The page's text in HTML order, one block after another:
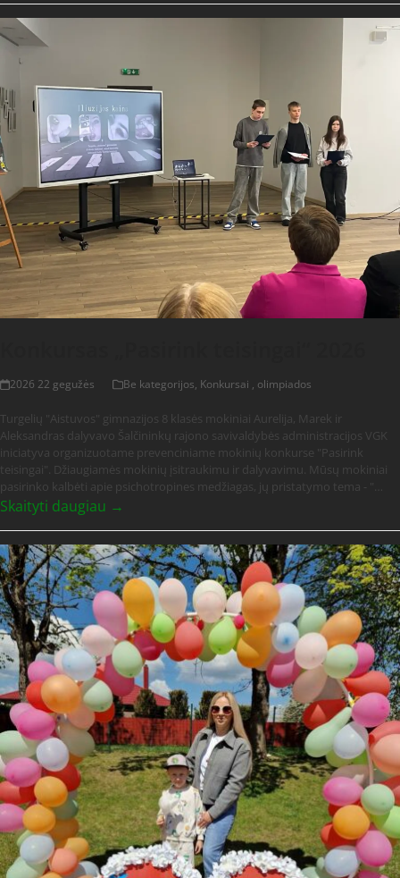
2026 22 gegužės Be kategorijos, Konkursai , olimpiados
Turgelių "Aistuvos" gimnazijos 8 klasės mokiniai Aurelija, Marek ir
Aleksandras dalyvavo Šalčininkų rajono savivaldybės administracijos VGK
iniciatyva organizuotame prevenciniame mokinių konkurse "Pasirink
teisingai". Džiaugiamės mokinių įsitraukimu ir dalyvavimu. Mūsų mokiniai
pasirinko kalbėti apie psichotropines medžiagas, jų pristatymo tema - "…
Skaityti daugiau →